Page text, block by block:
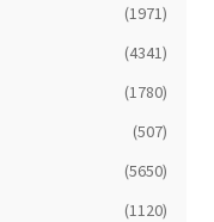
(1971)
(4341)
(1780)
(507)
(5650)
(1120)